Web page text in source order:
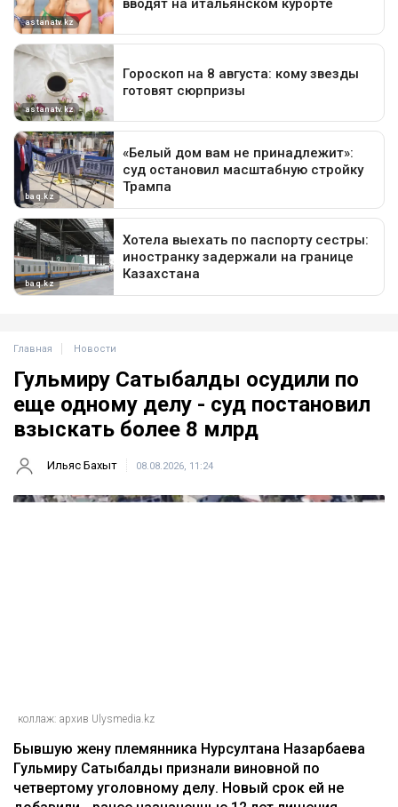
Главная Новости
Гульмиру Сатыбалды осудили по
еще одному делу - суд постановил
взыскать более 8 млрд
Ильяс Бахыт 08.08.2026, 11:24
коллаж: архив Ulysmedia.kz
Бывшую жену племянника Нурсултана Назарбаева
Гульмиру Сатыбалды признали виновной по
четвертому уголовному делу. Новый срок ей не